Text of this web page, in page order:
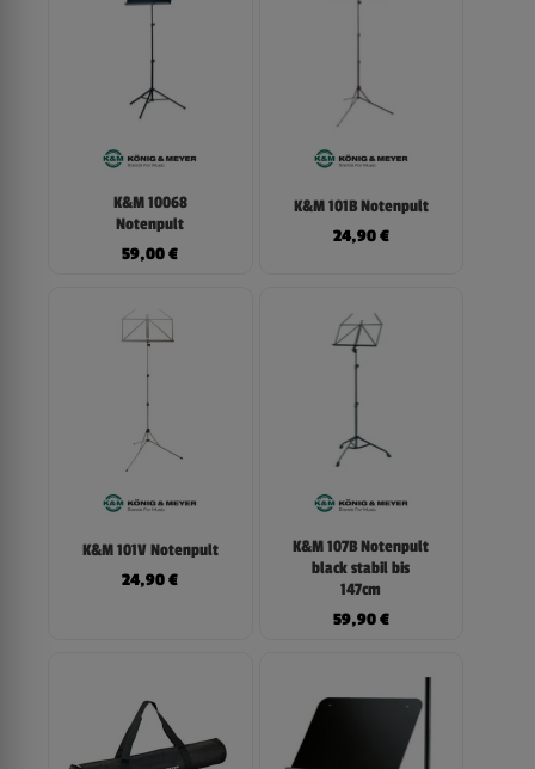
K&M 10068
Notenpult
59,00€
K&M 101B Notenpult
24,90€
K&M 101V Notenpult
24,90€
K&M 107B Notenpult
black stabil bis
147cm
59,90€